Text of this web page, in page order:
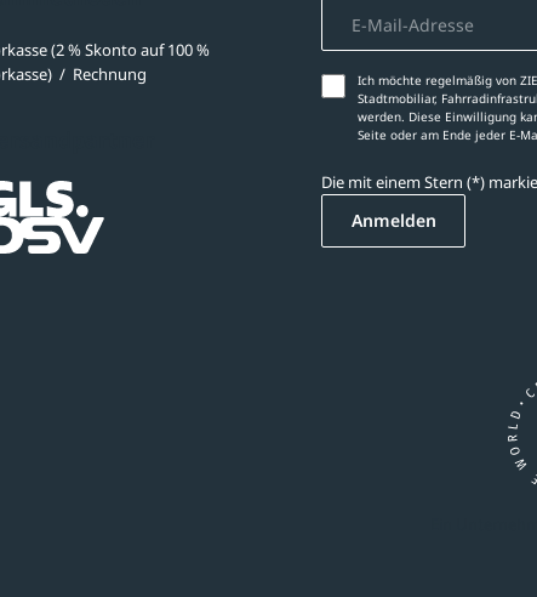
(2 % Skonto auf 100 %
/ Rechnung
Ich möchte regelmäßig von
Stadtmobiliar,
werden. Diese Einwilligung
Seite oder am Ende jeder E-
Die mit einem Stern (*)
Anmelden